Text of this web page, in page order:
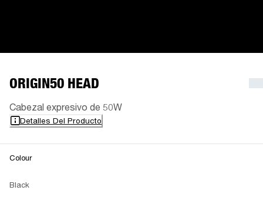
ORIGIN50 HEAD
Cabezal expresivo de 50W
Detalles Del Producto
Colour
Black